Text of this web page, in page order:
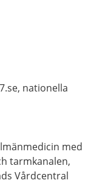
nationella
med
tarmkanalen,
Vårdcentral